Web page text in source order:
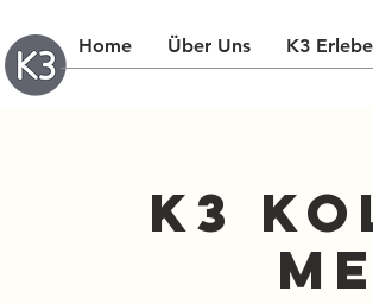
Home Über Uns K3
K3